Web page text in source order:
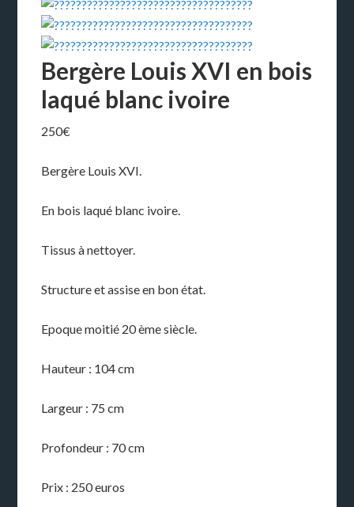
Bergère Louis XVI en bois
laqué blanc ivoire
250€
Bergère Louis XVI.
En bois laqué blanc ivoire.
Tissus à nettoyer.
Structure et assise en bon état.
Epoque moitié 20 ème siècle.
Hauteur : 104 cm
Largeur : 75 cm
Profondeur : 70 cm
Prix : 250 euros